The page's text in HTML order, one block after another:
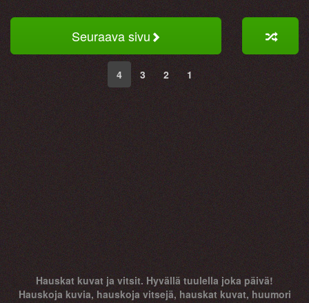
Seuraava sivu
4 3 2 1
Hauskat kuvat ja vitsit. Hyvällä tuulella joka päivä!
Hauskoja kuvia, hauskoja vitsejä, hauskat kuvat, huumori